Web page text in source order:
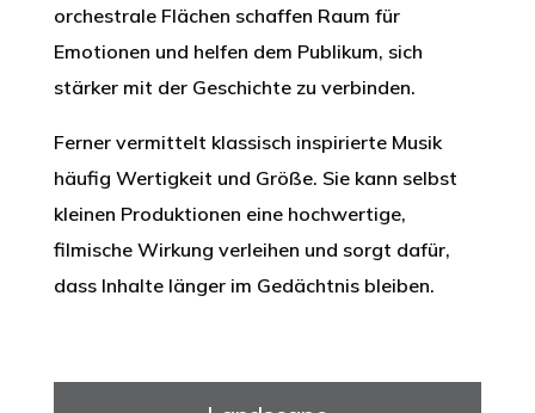
orchestrale Flächen schaffen Raum für
Emotionen und helfen dem Publikum, sich
stärker mit der Geschichte zu verbinden.
Ferner vermittelt klassisch inspirierte Musik
häufig Wertigkeit und Größe. Sie kann selbst
kleinen Produktionen eine hochwertige,
filmische Wirkung verleihen und sorgt dafür,
dass Inhalte länger im Gedächtnis bleiben.